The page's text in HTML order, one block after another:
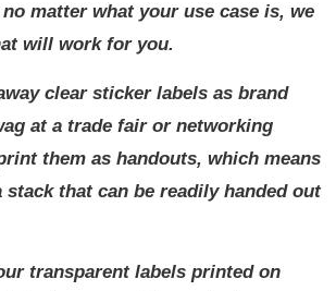
matter what your use case is, we
will work for you.
clear sticker labels as brand
at a trade fair or networking
them as handouts, which means
stack that can be readily handed out
transparent labels printed on